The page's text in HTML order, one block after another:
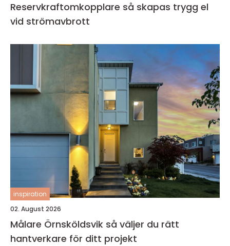
Reservkraftomkopplare så skapas trygg el
vid strömavbrott
inspiration
02. August 2026
Målare Örnsköldsvik så väljer du rätt
hantverkare för ditt projekt